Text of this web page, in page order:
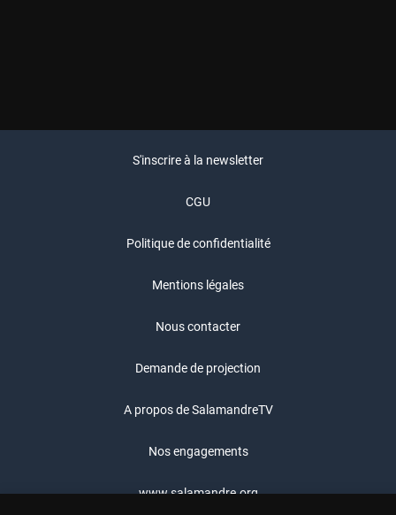
S'inscrire à la newsletter
CGU
Politique de confidentialité
Mentions légales
Nous contacter
Demande de projection
A propos de SalamandreTV
Nos engagements
www.salamandre.org